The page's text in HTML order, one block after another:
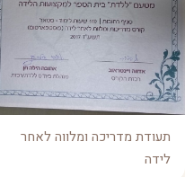
תעודת מדריכה ומלווה לאחר
לידה